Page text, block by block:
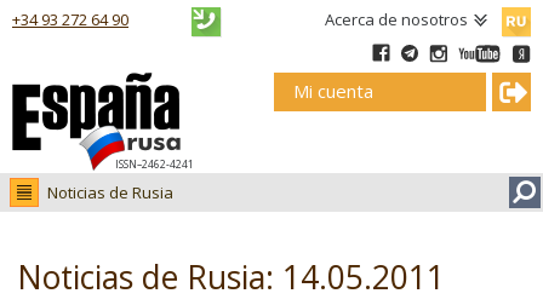
Acerca de nosotros
ISSN–2462-4241
+34 93 272 64 90
Mi cuenta
Noticias de Rusia
Noticias de Rusia
Ruso.tv
Noticias de Rusia: 14.05.2011